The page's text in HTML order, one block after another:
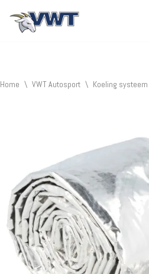
Home \ VWT Autosport \ Koeling systeem